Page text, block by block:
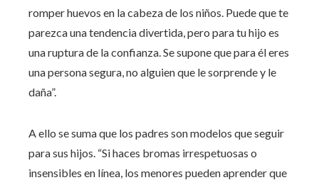
romper huevos en la cabeza de los niños. Puede que te
parezca una tendencia divertida, pero para tu hijo es
una ruptura de la confianza. Se supone que para él eres
una persona segura, no alguien que le sorprende y le
daña”.
A ello se suma que los padres son modelos que seguir
para sus hijos. “Si haces bromas irrespetuosas o
insensibles en línea, los menores pueden aprender que